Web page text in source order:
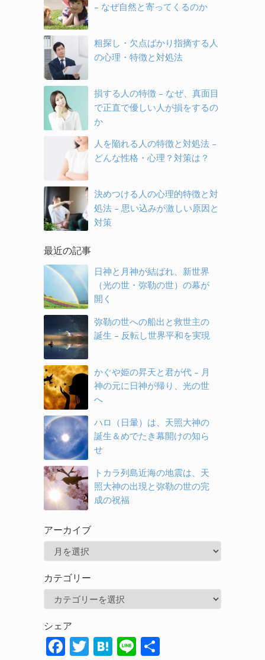
– なぜ自然と寄ってくるのか
粗探し・欠点ばかり指摘する人
の心理・特徴と対処法
損する人の特徴 – なぜ、真面目
で正直で優しい人が損をするの
か
人を陥れる人の特徴と対処法 –
どんな性格・心理？対策は？
決めつける人の心理的特徴と対
処法 – 思い込みが激しい原因と
対策
最近の記事
日神と月神が結ばれ、新世界
（光の世・弥勒の世）の幕が
開く
弥勒の世への船出と救世主の
誕生 – 反転し世界平和を実現
かぐや姫の昇天と君が代 – 月
神の元に日神が帰り、光の世
へ
ハロ（日暈）は、天照大神の
誕生＆めでたき幕開けの知ら
せ
トカラ列島近海の地震は、天
照大神の出現と弥勒の世の完
成の祝福
アーカイブ
カ
カテゴリー
ゴ
リ
シェア
F T H Li